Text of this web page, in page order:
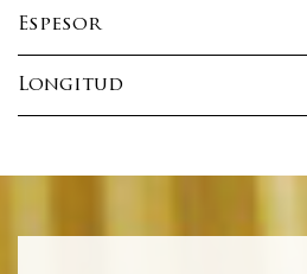
Espesor
Longitud